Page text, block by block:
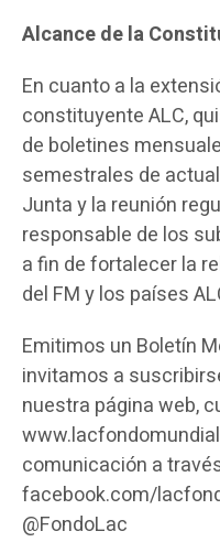
Alcance de la
En cuanto a la
constituyente ALC,
de boletines
semestrales de
Junta y la reunión
responsable de los
a fin de fortalecer la
del FM y los países
Emitimos un Boletín
invitamos a
nuestra página web,
comunicación a
facebook.com/
@FondoLac